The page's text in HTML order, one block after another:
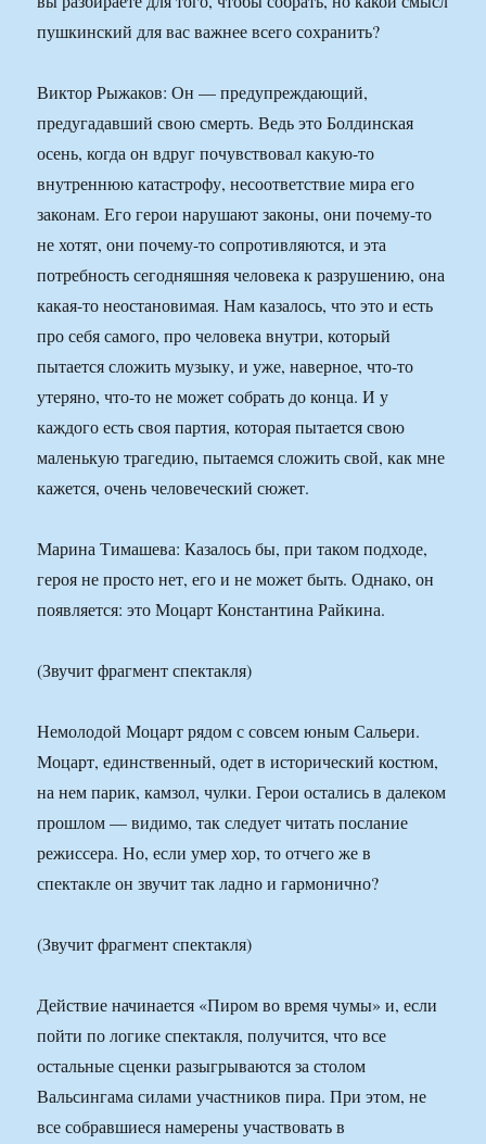
пушкинский для вас важнее всего сохранить?
Виктор Рыжаков: Он — предупреждающий,
предугадавший свою смерть. Ведь это Болдинская
осень, когда он вдруг почувствовал какую-то
внутреннюю катастрофу, несоответствие мира его
законам. Его герои нарушают законы, они почему-то
не хотят, они почему-то сопротивляются, и эта
потребность сегодняшняя человека к разрушению, она
какая-то неостановимая. Нам казалось, что это и есть
про себя самого, про человека внутри, который
пытается сложить музыку, и уже, наверное, что-то
утеряно, что-то не может собрать до конца. И у
каждого есть своя партия, которая пытается свою
маленькую трагедию, пытаемся сложить свой, как мне
кажется, очень человеческий сюжет.
Марина Тимашева: Казалось бы, при таком подходе,
героя не просто нет, его и не может быть. Однако, он
появляется: это Моцарт Константина Райкина.
(Звучит фрагмент спектакля)
Немолодой Моцарт рядом с совсем юным Сальери.
Моцарт, единственный, одет в исторический костюм,
на нем парик, камзол, чулки. Герои остались в далеком
прошлом — видимо, так следует читать послание
режиссера. Но, если умер хор, то отчего же в
спектакле он звучит так ладно и гармонично?
(Звучит фрагмент спектакля)
Действие начинается «Пиром во время чумы» и, если
пойти по логике спектакля, получится, что все
остальные сценки разыгрываются за столом
Вальсингама силами участников пира. При этом, не
все собравшиеся намерены участвовать в